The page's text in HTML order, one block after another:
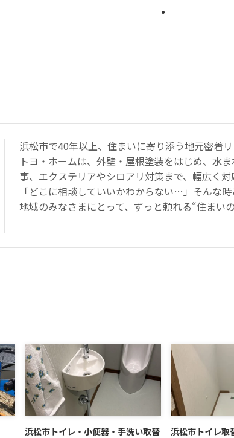
浜松市で40年以上、住まいに寄り添う地元密着リ
トヨ・ホームは、外壁・屋根塗装をはじめ、水
事、エクステリアやシロアリ対策まで、幅広く対
「どこに相談していいかわからない…」そんな
地域のみなさまにとって、ずっと頼れる“住まい
浜松市トイレ・小便器・手洗い取替
浜松市トイレ取